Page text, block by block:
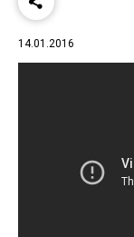
14.01.2016